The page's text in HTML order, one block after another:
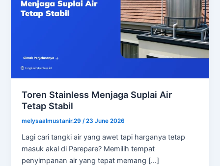
Toren Stainless Menjaga Suplai Air
Tetap Stabil
melysaalmustanir.29/23 June 2026
Lagi cari tangki air yang awet tapi harganya tetap
masuk akal di Parepare? Memilih tempat
penyimpanan air yang tepat memang […]